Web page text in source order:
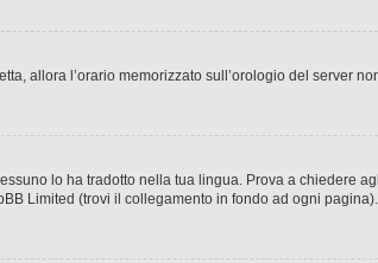
allora l’orario memorizzato sull’orologio del server
lo ha tradotto nella tua lingua. Prova a chiedere
Limited (trovi il collegamento in fondo ad ogni pagina).